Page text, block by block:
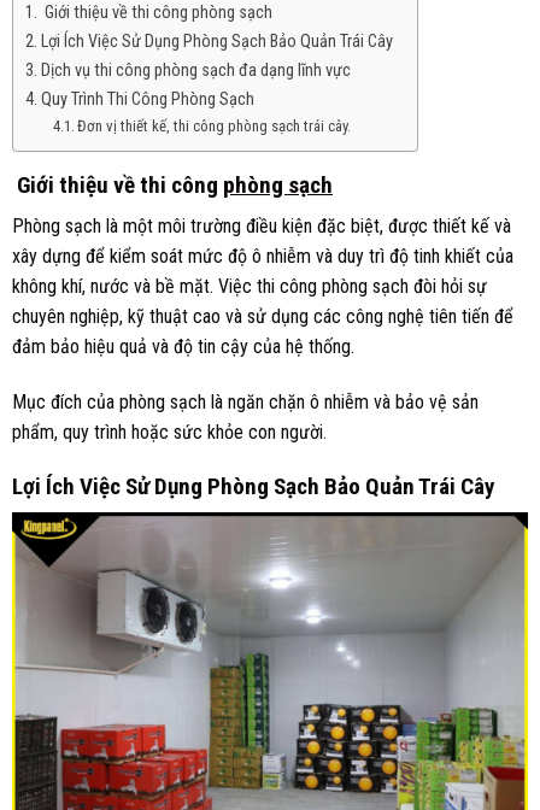
Giới thiệu về thi công phòng sạch
Lợi Ích Việc Sử Dụng Phòng Sạch Bảo Quản Trái Cây
Dịch vụ thi công phòng sạch đa dạng lĩnh vực
Quy Trình Thi Công Phòng Sạch
Đơn vị thiết kế, thi công phòng sạch trái cây.
Giới thiệu về thi công phòng sạch
Phòng sạch là một môi trường điều kiện đặc biệt, được thiết kế và
xây dựng để kiểm soát mức độ ô nhiễm và duy trì độ tinh khiết của
không khí, nước và bề mặt. Việc thi công phòng sạch đòi hỏi sự
chuyên nghiệp, kỹ thuật cao và sử dụng các công nghệ tiên tiến để
đảm bảo hiệu quả và độ tin cậy của hệ thống.
Mục đích của phòng sạch là ngăn chặn ô nhiễm và bảo vệ sản
phẩm, quy trình hoặc sức khỏe con người.
Lợi Ích Việc Sử Dụng Phòng Sạch Bảo Quản Trái Cây